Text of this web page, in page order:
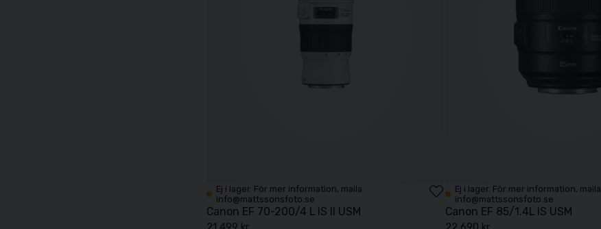
Ej i lager. För mer information, maila
info@mattssonsfoto.se
Canon EF 70-200/4 L IS II USM
Ej i lager. För mer information, maila
info@mattssonsfoto.se
Canon EF 85/1.4L IS USM